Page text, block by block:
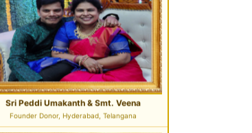
Sri Pavan Gupta
VIP Donor & TG State President, Hyderabad